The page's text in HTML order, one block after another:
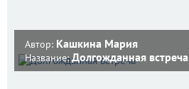
Автор: Кашкина Мария
Название:Долгожданная встреча